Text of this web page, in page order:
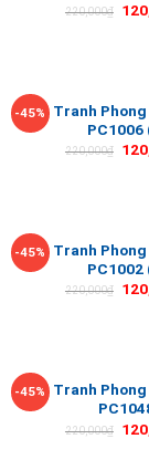
220,000₫
-45%
Tranh Phong
PC1006
220,000₫
-45%
Tranh Phong
PC1002
220,000₫
-45%
Tranh Phong
220,000₫